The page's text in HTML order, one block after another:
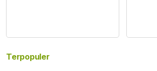
Terpopuler